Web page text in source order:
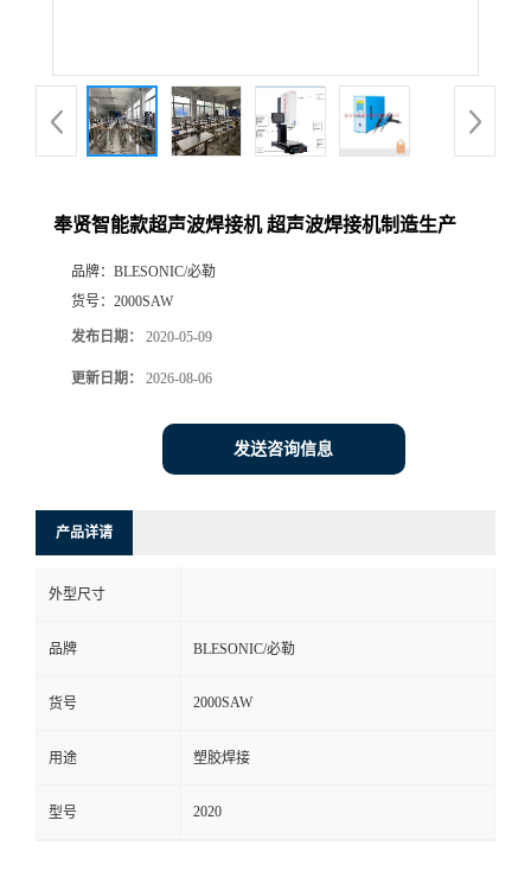
奉贤智能款超声波焊接机 超声波焊接机制造生产
品牌： BLESONIC/必勒
货号： 2000SAW
发布日期： 2020-05-09
更新日期： 2026-08-06
发送咨询信息
产品详请
外型尺寸
品牌 BLESONIC/必勒
货号 2000SAW
用途 塑胶焊接
型号 2020